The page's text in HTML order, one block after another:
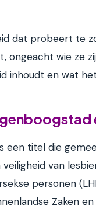
dat probeert te
ongeacht wie ze
inhoudt en wat
een titel die
van
personen
Zaken